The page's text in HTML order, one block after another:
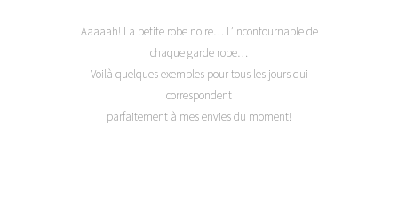
Aaaaah! La petite robe noire… L’incontournable de
chaque garde robe…
Voilà quelques exemples pour tous les jours qui
correspondent
parfaitement à mes envies du moment!